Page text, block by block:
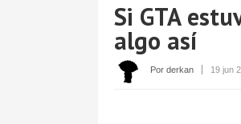
Si GTA
algo así
Por derkan 19 jun